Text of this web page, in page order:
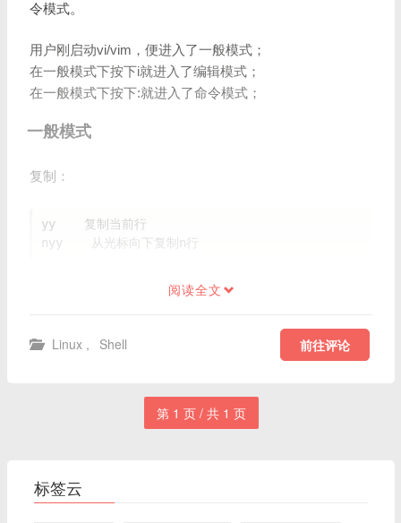
令模式。
用户刚启动vi/vim，便进入了一般模式；
在一般模式下按下i就进入了编辑模式；
在一般模式下按下:就进入了命令模式；
一般模式
复制：
yy    复制当前行
阅读全文
Linux , Shell 前往评论
第 1 页 / 共 1 页
标签云